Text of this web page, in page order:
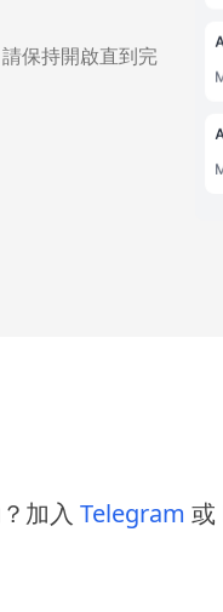
保持開啟直到完
加入 Telegram 或